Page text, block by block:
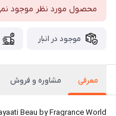
محصول مورد نظر موجود
موجود در انبار
معرفی مشاوره و فروش